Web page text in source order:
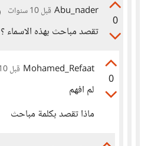
0
Abu_nader قبل 10 سنوات
تقصد مباحث بهذه الاسماء ؟
0
Mohamed_Refaat قبل 10 سنوات
لم افهم
ماذا تقصد بكلمة مباحث